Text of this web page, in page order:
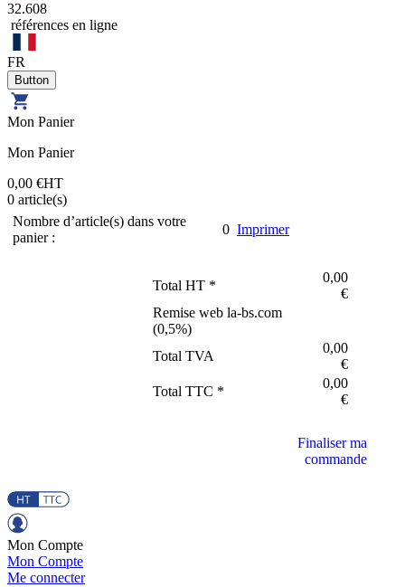
32.608
références en ligne
FR
Mon Panier
Mon Panier
0,00 €HT
0 article(s)
Nombre d’article(s) dans votre
panier :
0 Imprimer
Total HT *
0,00
€
Remise web la-bs.com
(0,5%)
Total TVA
0,00
€
Total TTC *
0,00
€
Finaliser ma
commande
Mon Compte
Mon Compte
Me connecter